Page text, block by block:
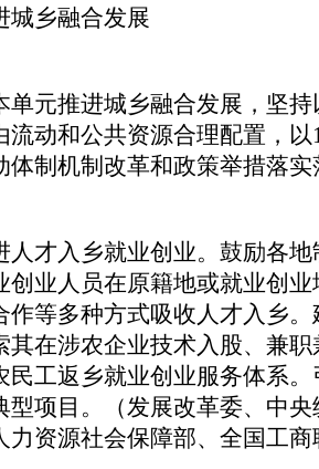
乡融合发展
元推进城乡融合发展，坚持
流动和公共资源合理配置，
体制机制改革和政策举措落实
才入乡就业创业。鼓励各地
创业人员在原籍地或就业创
作等多种方式吸收人才入乡
其在涉农企业技术入股、兼
民工返乡就业创业服务体系
型项目。（发展改革委、中
力资源社会保障部、全国工